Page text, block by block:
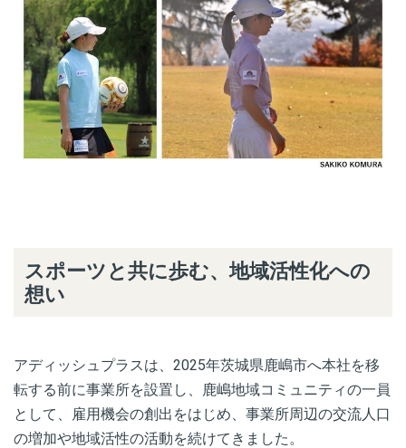
スポーツと共に歩む、地域活性化への
想い
アディッシュプラスは、2025年茨城県鹿嶋市へ本社を移
転する前に事業所を設置し、鹿嶋地域コミュニティの一員
として、雇用機会の創出をはじめ、事業所周辺の交流人口
の増加や地域活性の活動を続けてきました。